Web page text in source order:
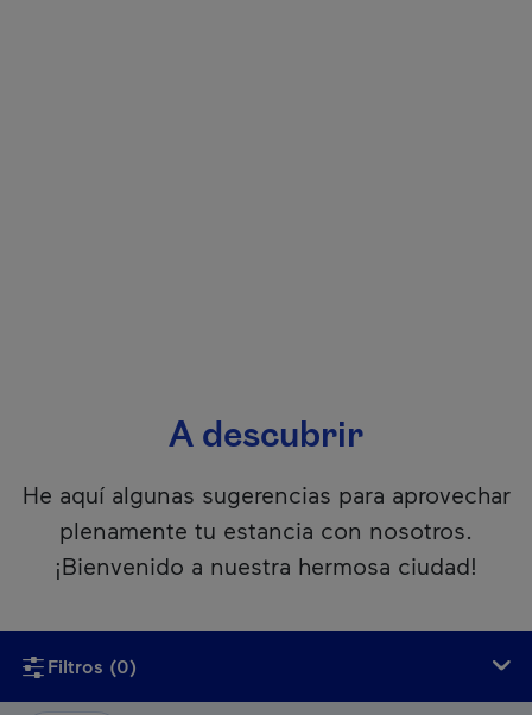
A descubrir
He aquí algunas sugerencias para aprovechar
plenamente tu estancia con nosotros.
¡Bienvenido a nuestra hermosa ciudad!
Filtros (0)